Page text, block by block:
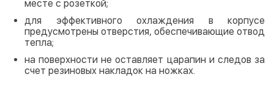
месте с розеткой;
для эффективного охлаждения в корпусе
предусмотрены отверстия, обеспечивающие отвод
тепла;
на поверхности не оставляет царапин и следов за
счет резиновых накладок на ножках.